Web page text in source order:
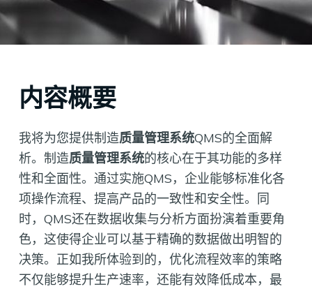
内容概要
我将为您提供制造质量管理系统QMS的全面解
析。制造质量管理系统的核心在于其功能的多样
性和全面性。通过实施QMS，企业能够标准化各
项操作流程、提高产品的一致性和安全性。同
时，QMS还在数据收集与分析方面扮演着重要角
色，这使得企业可以基于精确的数据做出明智的
决策。正如我所体验到的，优化流程效率的策略
不仅能够提升生产速率，还能有效降低成本，最